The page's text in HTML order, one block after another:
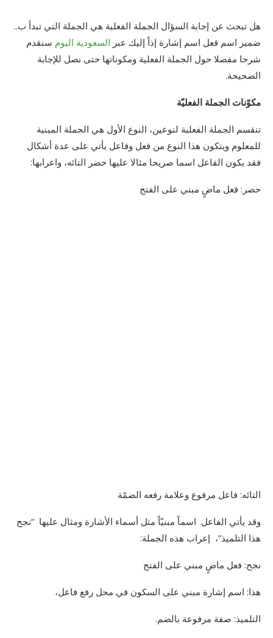
هل تبحث عن إجابة السؤال الجملة الفعلية هي الجملة التي تبدأ ب..
ضمير اسم فعل اسم إشارة إذاً إليك عبر السعودية اليوم سنقدم
شرحا مفصلا حول الجملة الفعلية ومكوناتها حتى نصل للإجابة
الصحيحة.
مكوّنات الجملة الفعليّة
تنقسم الجملة الفعلية لنوعين، النوع الأول هي الجملة المبنية
للمعلوم ويتكون هذا النوع من فعل وفاعل يأتي على عدة أشكال
فقد يكون الفاعل اسما صريحا مثالا عليها حضر التائه، واعرابها:
حضر: فعل ماضٍ مبني على الفتح
التائه: فاعل مرفوع وعلامة رفعه الضمّة
وقد يأتي الفاعل اسماً مبنيّاً مثل أسماء الأشارة ومثال عليها “نجح
هذا التلميذ”، إعراب هذه الجملة:
نجح: فعل ماضٍ مبني على الفتح
هذا: اسم إشارة مبني على السكون في محل رفع فاعل،
التلميذ: صفة مرفوعة بالضم.